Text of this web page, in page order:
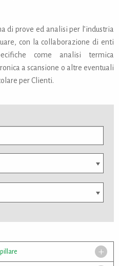
di prove ed analisi per l’industria
con la collaborazione di enti
come analisi termica
a scansione o altre eventuali
per Clienti.